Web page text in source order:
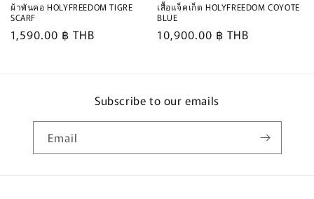
ผ้าพันคอ HOLYFREEDOM TIGRE
SCARF
Regular
1,590.00 ฿ THB
เสื้อแจ็คเก็ต HOLYFREEDOM COYOTE
BLUE
Regular
10,900.00 ฿ THB
Subscribe to our emails
Email